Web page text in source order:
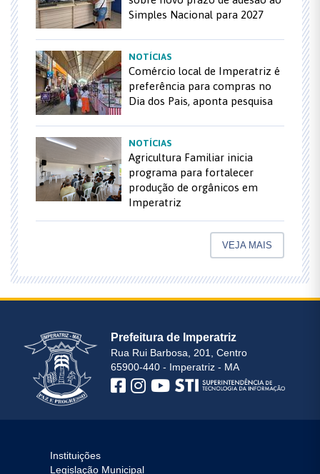
Simples Nacional para 2027
NOTÍCIAS
Comércio local de Imperatriz é
preferência para compras no
Dia dos Pais, aponta pesquisa
NOTÍCIAS
Agricultura Familiar inicia
programa para fortalecer
produção de orgânicos em
Imperatriz
VEJA MAIS
Prefeitura de Imperatriz
Rua Rui Barbosa, 201, Centro
65900-440 - Imperatriz - MA
Instituições
Legislação Municipal